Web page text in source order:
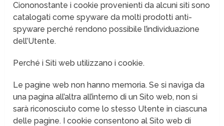
Ciononostante i cookie provenienti da alcuni siti sono
catalogati come spyware da molti prodotti anti-
spyware perché rendono possibile l’individuazione
dell’Utente.
Perché i Siti web utilizzano i cookie.
Le pagine web non hanno memoria. Se si naviga da
una pagina all’altra all’interno di un Sito web, non si
sarà riconosciuto come lo stesso Utente in ciascuna
delle pagine. I cookie consentono al Sito web di